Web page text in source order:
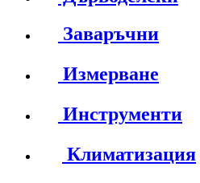
Заваръчни
Измерване
Инструменти
Климатизация